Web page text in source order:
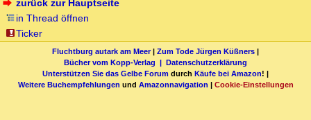
zurück zur Hauptseite
in Thread öffnen
Ticker
Fluchtburg autark am Meer| Zum Tode Jürgen Küßners |
Bücher vom Kopp-Verlag | Datenschutzerklärung
Unterstützen Sie das Gelbe Forum durch Käufe bei Amazon! |
Weitere Buchempfehlungen und Amazonnavigation | Cookie-Einstellungen